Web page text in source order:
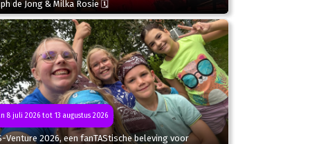
de Jong & Milka Rosie 🗓
8 juli 2026 tot 13 augustus 2026
Venture 2026, een fanTAStische beleving voor